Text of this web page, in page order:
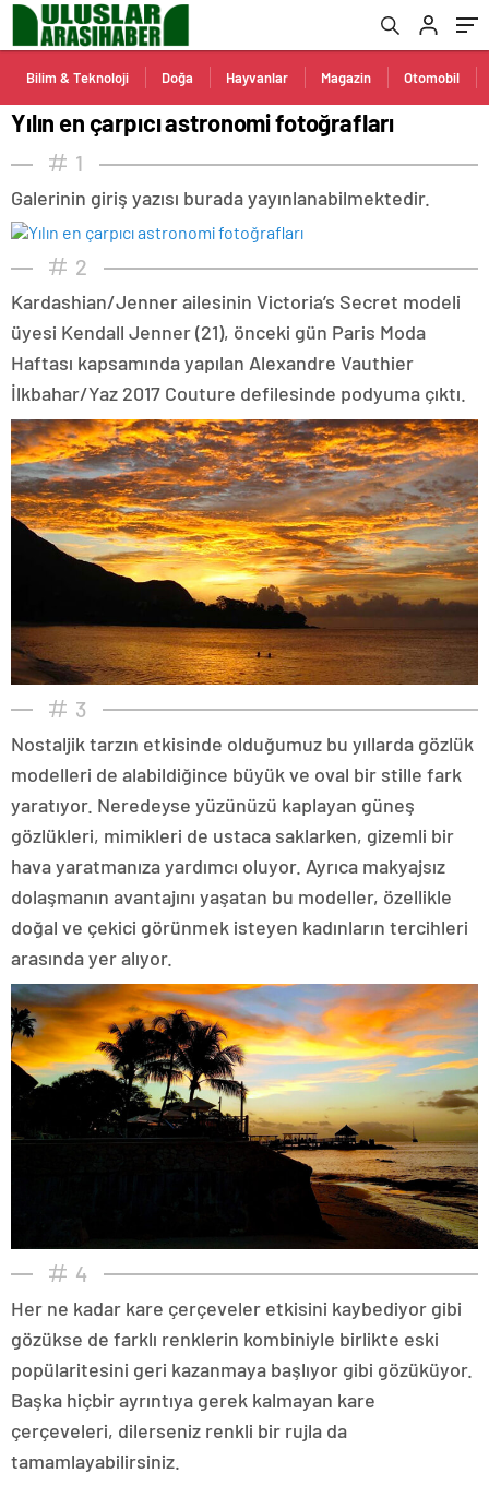
Bilim & Teknoloji Doğa Hayvanlar Magazin Otomobil
Yılın en çarpıcı astronomi fotoğrafları
1
Galerinin giriş yazısı burada yayınlanabilmektedir.
2
Kardashian/Jenner ailesinin Victoria’s Secret modeli
üyesi Kendall Jenner (21), önceki gün Paris Moda
Haftası kapsamında yapılan Alexandre Vauthier
İlkbahar/Yaz 2017 Couture defilesinde podyuma çıktı.
3
Nostaljik tarzın etkisinde olduğumuz bu yıllarda gözlük
modelleri de alabildiğince büyük ve oval bir stille fark
yaratıyor. Neredeyse yüzünüzü kaplayan güneş
gözlükleri, mimikleri de ustaca saklarken, gizemli bir
hava yaratmanıza yardımcı oluyor. Ayrıca makyajsız
dolaşmanın avantajını yaşatan bu modeller, özellikle
doğal ve çekici görünmek isteyen kadınların tercihleri
arasında yer alıyor.
4
Her ne kadar kare çerçeveler etkisini kaybediyor gibi
gözükse de farklı renklerin kombiniyle birlikte eski
popülaritesini geri kazanmaya başlıyor gibi gözüküyor.
Başka hiçbir ayrıntıya gerek kalmayan kare
çerçeveleri, dilerseniz renkli bir rujla da
tamamlayabilirsiniz.